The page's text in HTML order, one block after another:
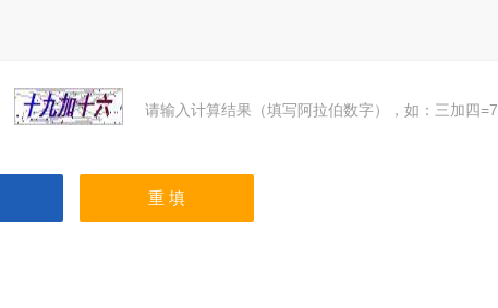
请输入计算结果（填写阿拉伯数字），如：三加四=7